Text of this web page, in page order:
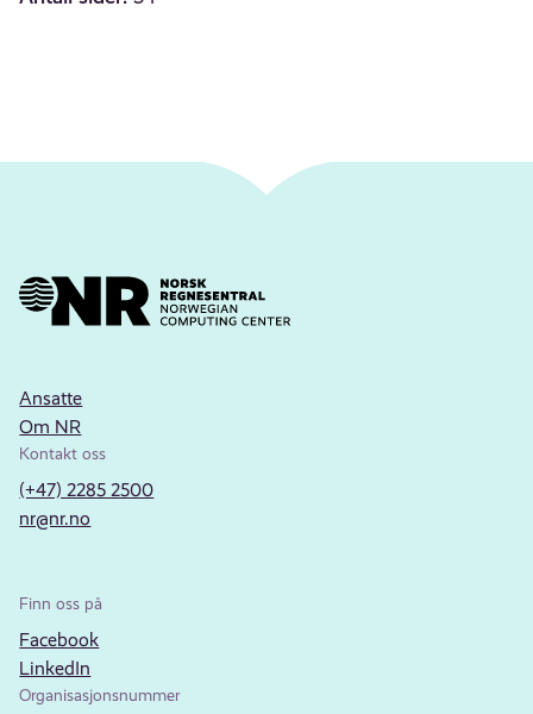
Ansatte
Om NR
Kontakt oss
(+47) 2285 2500
nr@nr.no
Finn oss på
Facebook
LinkedIn
Organisasjonsnummer